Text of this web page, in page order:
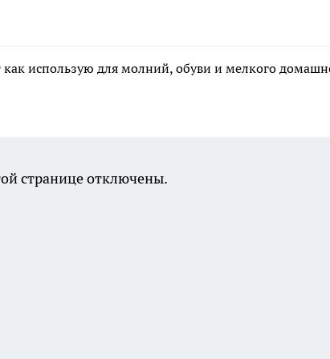
использую для молний, обуви и мелкого
странице отключены.